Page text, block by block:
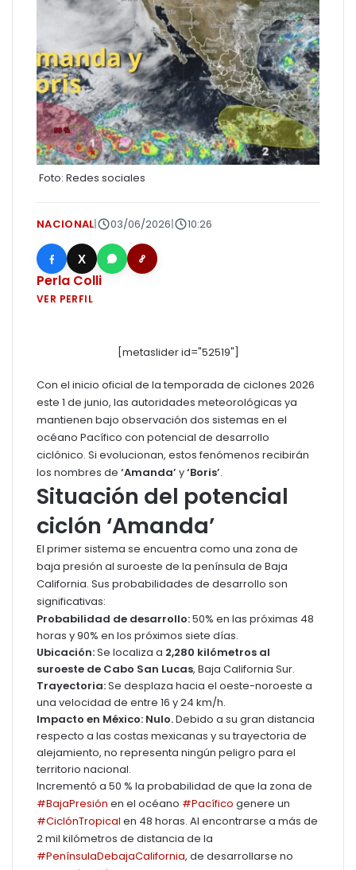
Foto: Redes sociales
NACIONAL 03/06/2026 10:26
X
Perla Colli
VER PERFIL
[metaslider id="52519"]
Con el inicio oficial de la temporada de ciclones 2026
este 1 de junio, las autoridades meteorológicas ya
mantienen bajo observación dos sistemas en el
océano Pacífico con potencial de desarrollo
ciclónico. Si evolucionan, estos fenómenos recibirán
los nombres de ‘Amanda’ y‘Boris’.
Situación del potencial
ciclón ‘Amanda’
El primer sistema se encuentra como una zona de
baja presión al suroeste de la península de Baja
California. Sus probabilidades de desarrollo son
significativas:
Probabilidad de desarrollo:50% en las próximas 48
horas y 90% en los próximos siete días.
Ubicación:Se localiza a 2,280 kilómetros al
suroeste de Cabo San Lucas, Baja California Sur.
Trayectoria:Se desplaza hacia el oeste-noroeste a
una velocidad de entre 16 y 24 km/h.
Impacto en México: Nulo.Debido a su gran distancia
respecto a las costas mexicanas y su trayectoria de
alejamiento, no representa ningún peligro para el
territorio nacional.
Incrementó a 50 % la probabilidad de que la zona de
#BajaPresión en el océano #Pacífico genere un
#CiclónTropical en 48 horas. Al encontrarse a más de
2 mil kilómetros de distancia de la
#PenínsulaDebajaCalifornia, de desarrollarse no